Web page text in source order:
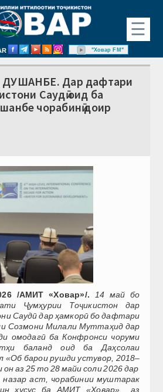
☰
"Ховар FM"
Дар дафтари
Саудӣ оид ба
чорабинӣ доир
/АМИТ «Ховар»/.
14 май бо
Ҷумҳурии Тоҷикистон дар
Саудӣ дар ҳамкорӣ бо дафтари
Созмони Милали Муттаҳид дар
омодагӣ ба Конфронси чоруми
баланд оид ба Даҳсолаи
«Об барои рушди устувор, 2018–
он аз 25 то 28 майи соли 2026 дар
аст, чорабинии муштарак
хусус ба АМИТ «Ховар» аз